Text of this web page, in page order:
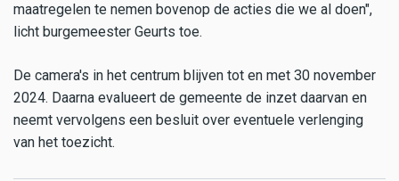
maatregelen te nemen bovenop de acties die we al doen",
licht burgemeester Geurts toe.
De camera's in het centrum blijven tot en met 30 november
2024. Daarna evalueert de gemeente de inzet daarvan en
neemt vervolgens een besluit over eventuele verlenging
van het toezicht.